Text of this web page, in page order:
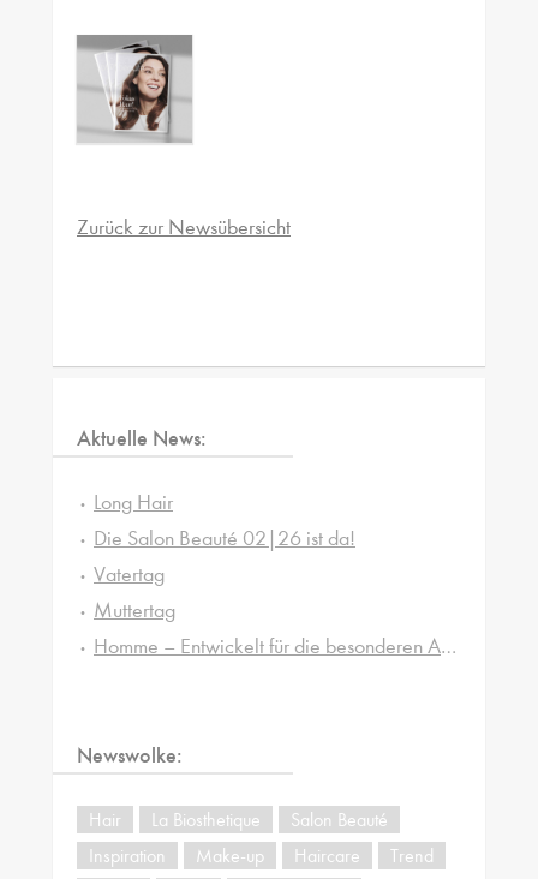
Zurück zur Newsübersicht
Aktuelle News:
Long Hair
Die Salon Beauté 02|26 ist da!
Vatertag
Muttertag
Homme – Entwickelt für die besonderen Ansprüche von Männerhaut und -haar
Newswolke:
Hair La Biosthetique
Salon Beauté
Inspiration
Make-up Haircare
Trend